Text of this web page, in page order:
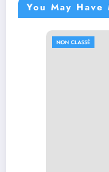
You May Have
NON CLASSÉ